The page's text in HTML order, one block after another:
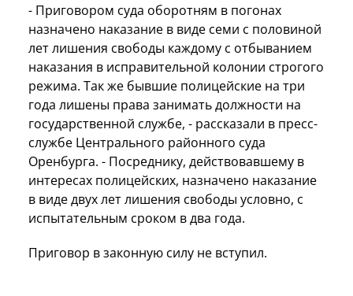
- Приговором суда оборотням в погонах
назначено наказание в виде семи с половиной
лет лишения свободы каждому с отбыванием
наказания в исправительной колонии строгого
режима. Так же бывшие полицейские на три
года лишены права занимать должности на
государственной службе, - рассказали в пресс-
службе Центрального районного суда
Оренбурга. - Посреднику, действовавшему в
интересах полицейских, назначено наказание
в виде двух лет лишения свободы условно, с
испытательным сроком в два года.
Приговор в законную силу не вступил.